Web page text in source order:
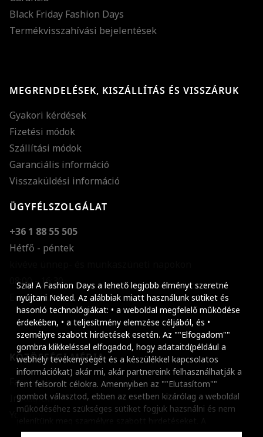
Szia! A Fashion Days a lehető legjobb élményt szeretné
nyújtani Neked. Az alábbiak miatt használunk sütiket és
hasonló technológiákat: • a weboldal megfelelő működése
érdekében, • a teljesítmény elemzése céljából, és •
személyre szabott hirdetések esetén. Az ""Elfogadom""
gombra klikkeléssel elfogadod, hogy adataitd(például a
webhely tevékenységét és a készülékkel kapcsolatos
információkat) akár mi, akár partnereink felhasználhatják a
fent felsorolt célokra. Amennyiben az ""Elutasítom""
gombot választod, ebben az esetben kizárólag a weboldal
működéséhez szükséges sütiket fogjuk hazsnálni és nem
beállításaidat bármikor módosíthatod, a ""Beállítások
Black Friday Fashion Days
Termékvisszahívási bejelentések
MEGRENDELÉSEK, KISZÁLLÍTÁS ÉS VISSZÁRUK
Gyakori kérdések
Fizetési módok
Szállítási módok
Garanciális információ
Visszaküldési információ
ÜGYFÉLSZOLGÁLAT
+36 1 88 55 505
Hétfő - péntek
08:00 - 16:30
E-mail küldése
KÖZÖSSÉGI MÉDIA
Facebook
Instagram
Youtube
Szöveg méretének
Szóköz növelése
Szóköz csökkentése
Sortávolság
Sortávolság
Színek invertálása
Szürke